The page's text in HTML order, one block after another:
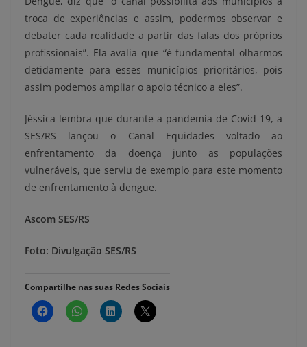
troca de experiências e assim, podermos observar e
debater cada realidade a partir das falas dos próprios
profissionais”. Ela avalia que “é fundamental olharmos
detidamente para esses municípios prioritários, pois
assim podemos ampliar o apoio técnico a eles”.
Jéssica lembra que durante a pandemia de Covid-19, a
SES/RS lançou o Canal Equidades voltado ao
enfrentamento da doença junto as populações
vulneráveis, que serviu de exemplo para este momento
de enfrentamento à dengue.
Ascom SES/RS
Foto: Divulgação SES/RS
Compartilhe nas suas Redes Sociais